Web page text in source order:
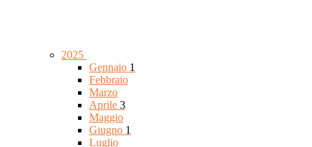
2025
Gennaio 1
Febbraio
Marzo
Aprile 3
Maggio
Giugno 1
Luglio